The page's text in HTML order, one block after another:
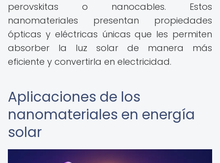
perovskitas o nanocables. Estos
nanomateriales presentan propiedades
ópticas y eléctricas únicas que les permiten
absorber la luz solar de manera más
eficiente y convertirla en electricidad.
Aplicaciones de los
nanomateriales en energía
solar